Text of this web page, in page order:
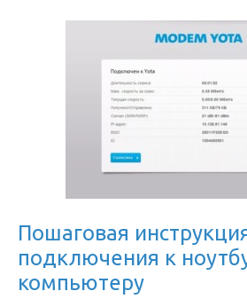
Пошаговая
подключения к
компьютеру